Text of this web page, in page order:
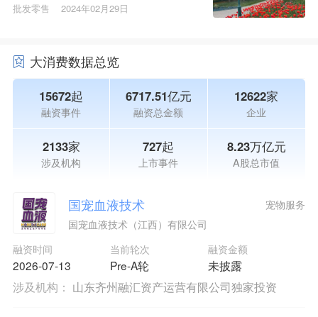
批发零售 2024年02月29日
大消费数据总览
15672起
融资事件
6717.51亿元
融资总金额
12622家
企业
2133家
涉及机构
727起
上市事件
8.23万亿元
A股总市值
国宠血液技术
国宠血液技术（江西）有限公司
融资时间
2026-07-13
当前轮次
Pre-A轮
融资金额
未披露
宠物服务
涉及机构： 山东齐州融汇资产运营有限公司独家投资